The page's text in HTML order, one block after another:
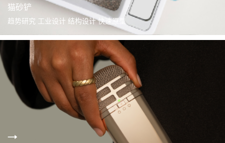
猫砂铲
趋势研究 工业设计 结构设计 快速原型